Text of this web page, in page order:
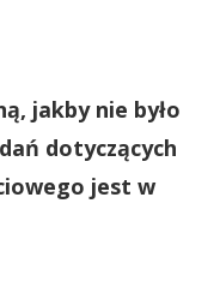
jakby nie było
dotyczących
jest w